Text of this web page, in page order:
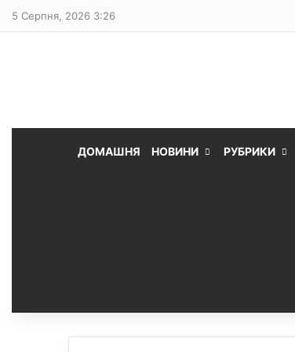
5 Серпня, 2026 3:26
ДОМАШНЯ НОВИНИ РУБРИКИ